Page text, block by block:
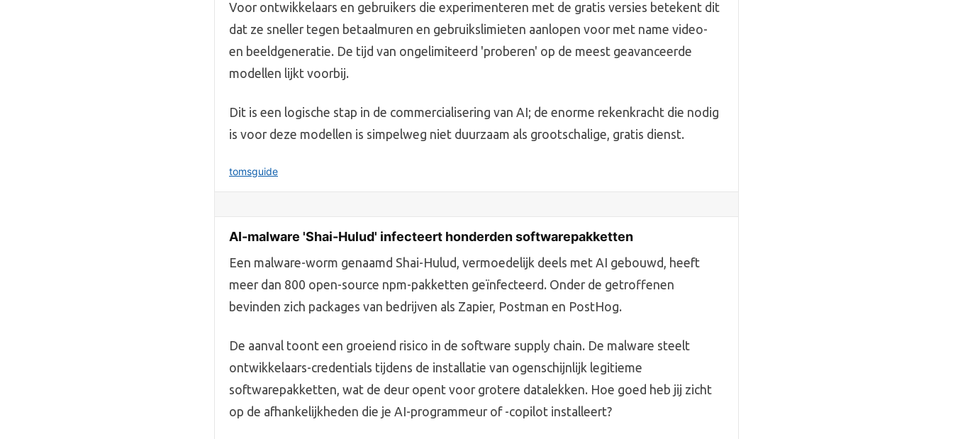
Voor ontwikkelaars en gebruikers die experimenteren met de gratis versies betekent dit
dat ze sneller tegen betaalmuren en gebruikslimieten aanlopen voor met name video-
en beeldgeneratie. De tijd van ongelimiteerd 'proberen' op de meest geavanceerde
modellen lijkt voorbij.
Dit is een logische stap in de commercialisering van AI; de enorme rekenkracht die nodig
is voor deze modellen is simpelweg niet duurzaam als grootschalige, gratis dienst.
tomsguide
AI-malware 'Shai-Hulud' infecteert honderden softwarepakketten
Een malware-worm genaamd Shai-Hulud, vermoedelijk deels met AI gebouwd, heeft
meer dan 800 open-source npm-pakketten geïnfecteerd. Onder de getroffenen
bevinden zich packages van bedrijven als Zapier, Postman en PostHog.
De aanval toont een groeiend risico in de software supply chain. De malware steelt
ontwikkelaars-credentials tijdens de installatie van ogenschijnlijk legitieme
softwarepakketten, wat de deur opent voor grotere datalekken. Hoe goed heb jij zicht
op de afhankelijkheden die je AI-programmeur of -copilot installeert?